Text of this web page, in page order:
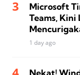
Microsoft
Teams,
1 day ago